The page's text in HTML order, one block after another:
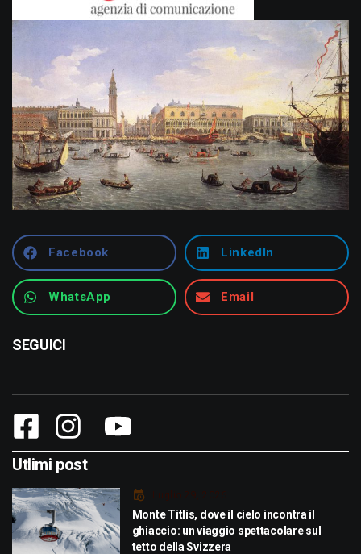
Facebook LinkedIn
WhatsApp Email
SEGUICI
Utlimi post
Luglio 29, 2026
Monte Titlis, dove il cielo incontra il
ghiaccio: un viaggio spettacolare sul
tetto della Svizzera